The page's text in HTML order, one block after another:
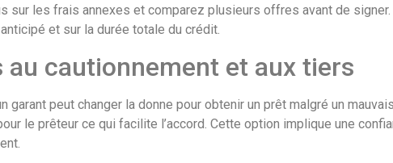
sur les frais annexes et comparez plusieurs offres avant de
et sur la durée totale du crédit.
au cautionnement et aux tiers
garant peut changer la donne pour obtenir un prêt malgré un
le prêteur ce qui facilite l’accord. Cette option implique une